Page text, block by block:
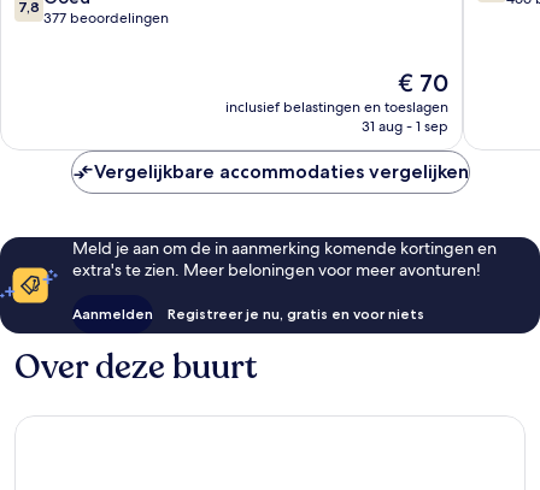
van
7,8
377 beoordelingen
De
prijs
is
€ 70
inclusief belastingen en toeslagen
31 aug - 1 sep
Vergelijkbare accommodaties vergelijken
Meld je aan om de in aanmerking komende kortingen en
extra's te zien. Meer beloningen voor meer avonturen!
Aanmelden Registreer je nu, gratis en voor niets
Over deze buurt